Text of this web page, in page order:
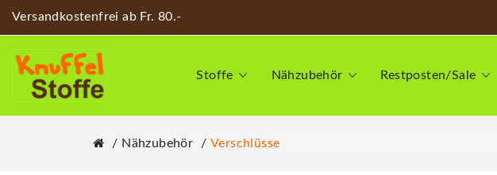
Versandkostenfrei ab Fr. 80.-
Stoffe Nähzubehör Restposten/Sale
Nähzubehör Verschlüsse